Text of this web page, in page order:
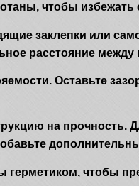
чтобы избежать
заклепки или
расстояние между
Оставьте
на прочность.
чтобы